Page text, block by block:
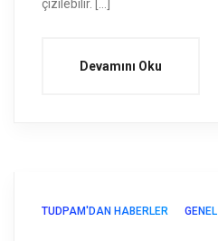
çizilebilir. […]
Devamını Oku
TUDPAM'DAN HABERLER GENEL